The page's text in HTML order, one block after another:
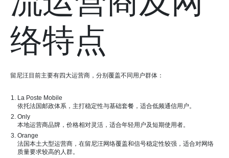
络特点
留尼汪目前主要有四大运营商，分别覆盖不同用户群体：
La Poste Mobile
依托法国邮政体系，主打稳定性与基础套餐，适合低频通信用户。
Only
本地运营商品牌，价格相对灵活，适合年轻用户及短期使用者。
Orange
法国本土大型运营商，在留尼汪网络覆盖和信号稳定性较强，适合对网络
质量要求较高的人群。